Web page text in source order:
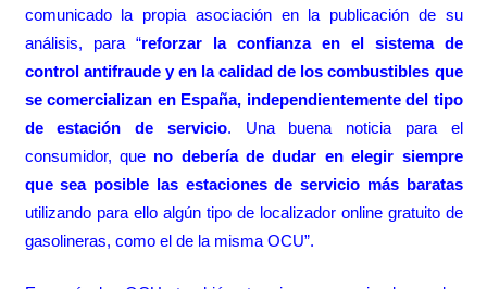
comunicado la propia asociación en la publicación de su
análisis, para “reforzar la confianza en el sistema de
control antifraude y en la calidad de los combustibles que
se comercializan en España, independientemente del tipo
de estación de servicio. Una buena noticia para el
consumidor, que no debería de dudar en elegir siempre
que sea posible las estaciones de servicio más baratas
utilizando para ello algún tipo de localizador online gratuito de
gasolineras, como el de la misma OCU”.